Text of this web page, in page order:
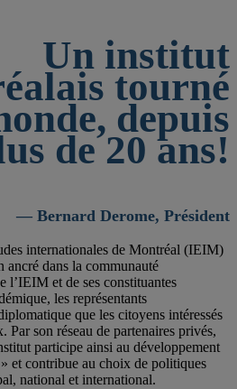
Un institut
tourné
depuis
de 20 ans!
— Bernard Derome, Président
internationales de Montréal (IEIM)
ancré dans la communauté
l’IEIM et de ses constituantes
les représentants
que les citoyens intéressés
Par son réseau de partenaires privés,
participe ainsi au développement
et contribue au choix de politiques
national et international.